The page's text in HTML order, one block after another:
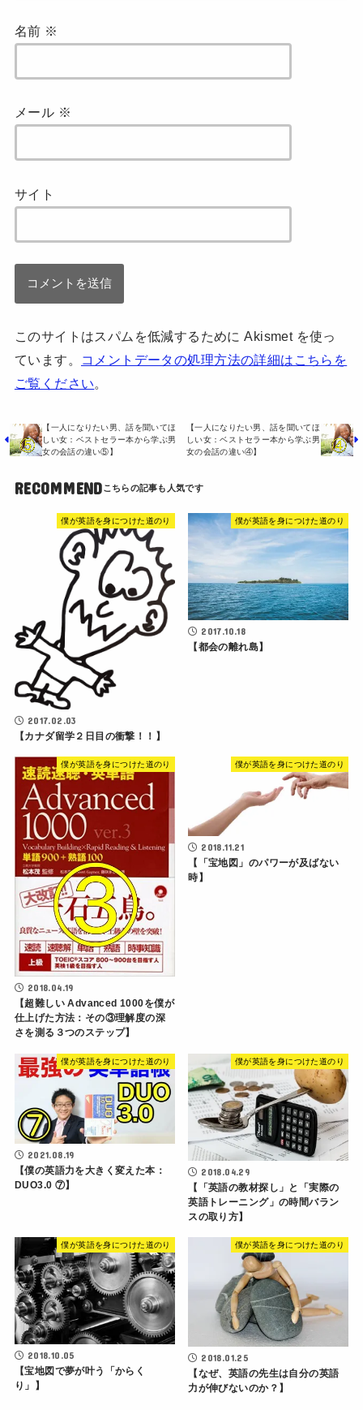
名前 ※
メール ※
サイト
このサイトはスパムを低減するために Akismet を使っ
ています。
コメントデータの処理方法の詳細はこちらを
ご覧ください。
【一人になりたい男、話を聞いてほ
しい女：ベストセラー本から学ぶ男
女の会話の違い⑤】
【一人になりたい男、話を聞いてほ
しい女：ベストセラー本から学ぶ男
女の会話の違い④】
RECOMMEND
僕が英語を身につけた道のり
2017.02.03
【カナダ留学２日目の衝撃！！】
僕が英語を身につけた道のり
2017.10.18
【都会の離れ島】
僕が英語を身につけた道のり
2018.04.19
【超難しい Advanced 1000を僕が
仕上げた方法：その③理解度の深
さを測る３つのステップ】
僕が英語を身につけた道のり
2018.11.21
【「宝地図」のパワーが及ばない
時】
僕が英語を身につけた道のり
2021.08.19
【僕の英語力を大きく変えた本：
DUO3.0 ⑦】
僕が英語を身につけた道のり
2018.04.29
【「英語の教材探し」と「実際の
英語トレーニング」の時間バラン
スの取り方】
僕が英語を身につけた道のり
2018.10.05
【宝地図で夢が叶う「からく
り」】
僕が英語を身につけた道のり
2018.01.25
【なぜ、英語の先生は自分の英語
力が伸びないのか？】